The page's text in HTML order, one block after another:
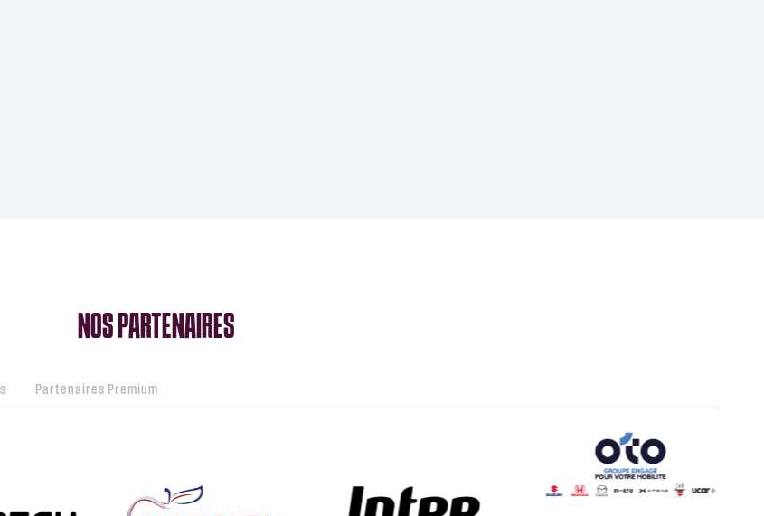
NOS PARTENAIRES
Partenaires Premium